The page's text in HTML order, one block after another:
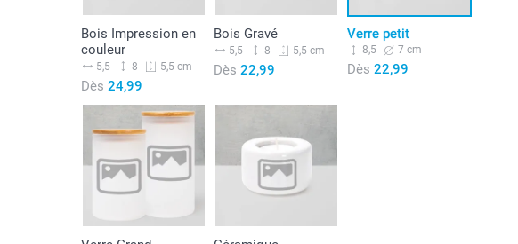
Bois Impression en
couleur
5,5 8 5,5 cm
Dès 24,99
Bois Gravé
5,5 8 5,5 cm
Dès 22,99
Verre petit
8,5 7 cm
Dès 22,99